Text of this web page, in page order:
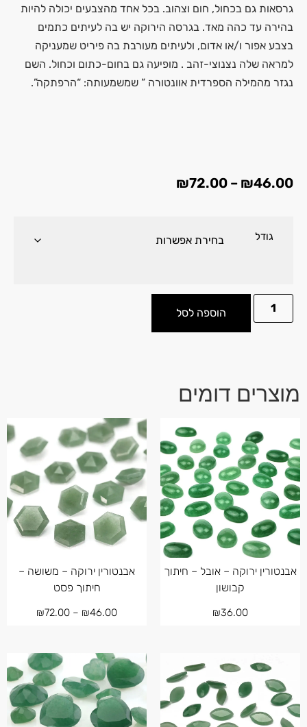
גרסאות גם בכחול, חום וצהוב. בכל אחד מהצבעים יכולה להיות
בהירה עד כהה מאד. בגרסה הירוקה יש בה לעיתים כתמים
בצבע אפור ו/או אדום, ולעיתים מעורבת בה פיריט שמעניקה
למראה שלה נצנוצי-זהב . מופיעה גם בחום-כתום וכחול. השם
נגזר מהמילה הספרדית אוונטורה ” שמשמעותה: “הרפתקה”.
₪46.00
–
₪72.00
גודל
הוספה לסל
מוצרים דומים
אבנטורין ירוקה – אובל – חיתוך
קבושון
₪36.00
אבנטורין ירוקה – משושה –
חיתוך פסט
₪46.00
–
₪72.00